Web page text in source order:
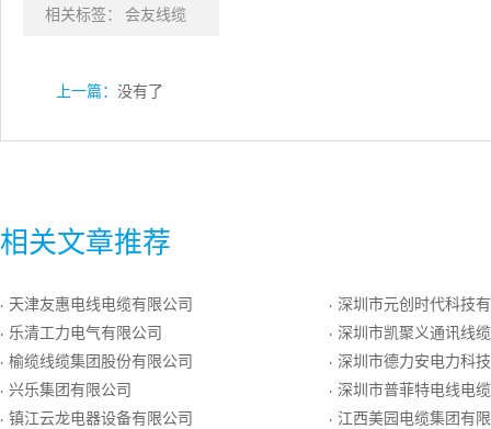
相关标签： 会友线缆
上一篇： 没有了
相关文章推荐
· 天津友惠电线电缆有限公司
· 乐清工力电气有限公司
· 榆缆线缆集团股份有限公司
· 兴乐集团有限公司
· 镇江云龙电器设备有限公司
· 深圳市元创时代科技
· 深圳市凯聚义通讯线
· 深圳市德力安电力科
· 深圳市普菲特电线电
· 江西美园电缆集团有